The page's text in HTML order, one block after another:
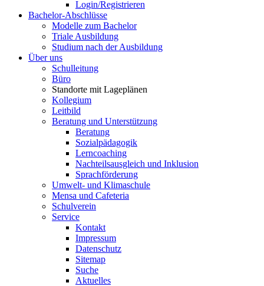
Login/Registrieren
Bachelor-Abschlüsse
Modelle zum Bachelor
Triale Ausbildung
Studium nach der Ausbildung
Über uns
Schulleitung
Büro
Standorte mit Lageplänen
Kollegium
Leitbild
Beratung und Unterstützung
Beratung
Sozialpädagogik
Lerncoaching
Nachteilsausgleich und Inklusion
Sprachförderung
Umwelt- und Klimaschule
Mensa und Cafeteria
Schulverein
Service
Kontakt
Impressum
Datenschutz
Sitemap
Suche
Aktuelles